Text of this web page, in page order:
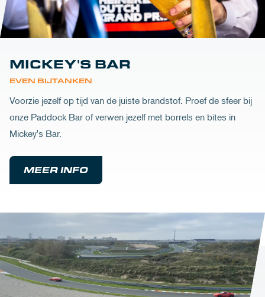
MICKEY'S BAR
EVEN BIJTANKEN
Voorzie jezelf op tijd van de juiste brandstof. Proef de sfeer bij
onze Paddock Bar of verwen jezelf met borrels en bites in
Mickey's Bar.
MEER INFO